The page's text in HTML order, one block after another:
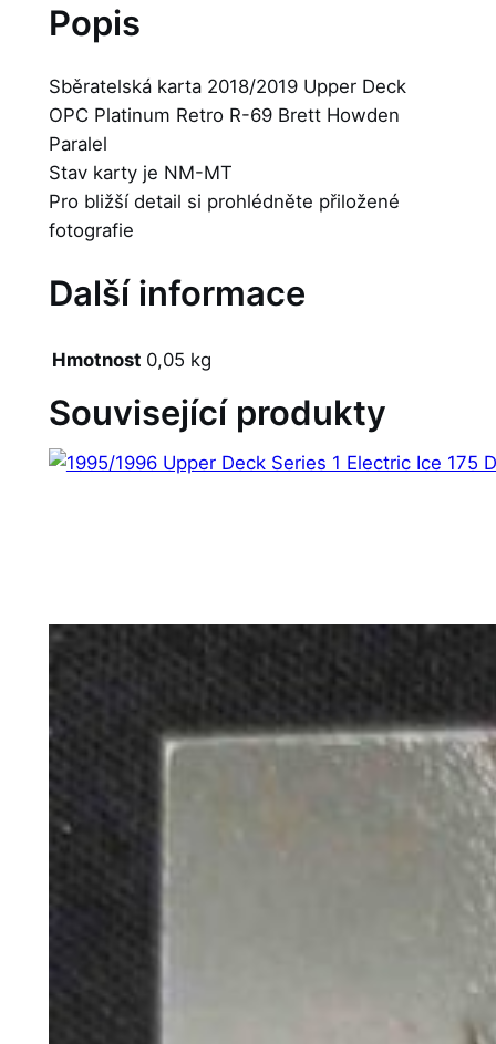
Popis
Sběratelská karta 2018/2019 Upper Deck
OPC Platinum Retro R-69 Brett Howden
Paralel
Stav karty je NM-MT
Pro bližší detail si prohlédněte přiložené
fotografie
Další informace
Hmotnost 0,05 kg
Související produkty